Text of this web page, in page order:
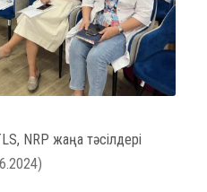
NRP жаңа тәсілдері